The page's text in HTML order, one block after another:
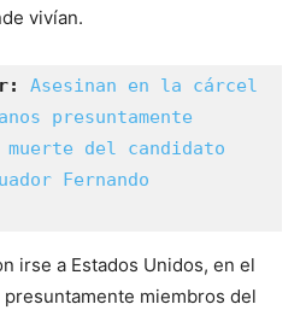
vivían.
Asesinan en la cárcel
presuntamente
del candidato
Fernando
irse a Estados Unidos, en el
miembros del